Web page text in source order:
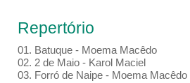
Repertório
01. Batuque - Moema Macêdo
02. 2 de Maio - Karol Maciel
03. Forró de Naipe - Moema Macêdo